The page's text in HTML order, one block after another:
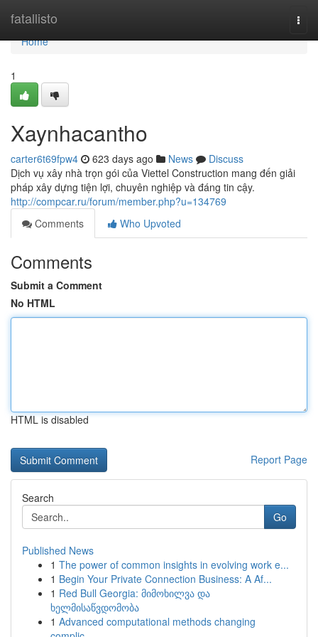
fatallisto
Home
Home
1
Xaynhacantho
carter6t69fpw4 623 days ago News
Discuss
Dịch vụ xây nhà trọn gói của Viettel Construction mang đến giải
pháp xây dựng tiện lợi, chuyên nghiệp và đáng tin cậy.
http://compcar.ru/forum/member.php?u=134769
Comments
Who Upvoted
Comments
Submit a Comment
No HTML
HTML is disabled
Report Page
Search
Go
Published News
1 The power of common insights in evolving work e...
1 Begin Your Private Connection Business: A Af...
1 Red Bull Georgia: მიმოხილვა და
ხელმისაწვდომობა
1 Advanced computational methods changing